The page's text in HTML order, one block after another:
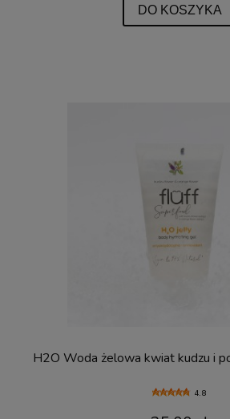
DO KOSZYKA
H2O Woda żelowa kwiat kudzu i
4.8